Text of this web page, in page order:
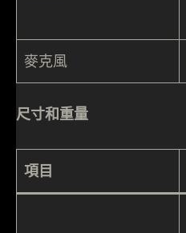
麥克風
尺寸和重量
項目